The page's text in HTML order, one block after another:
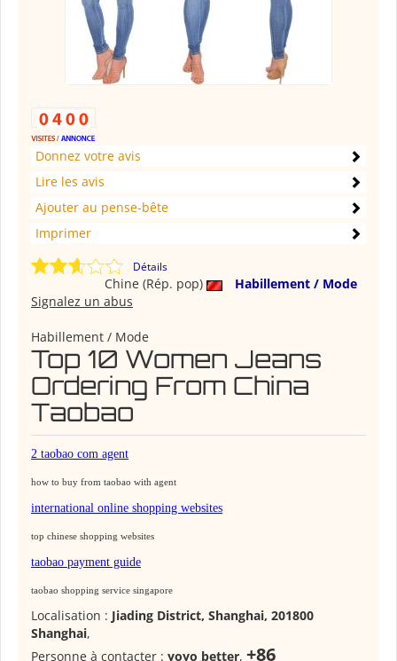
Donnez votre avis
Lire les avis
Ajouter au pense-bête
Imprimer
Détails
Chine (Rép. pop)
Habillement / Mode
Signalez un abus
Habillement / Mode
Top 10 Women Jeans
Ordering From China
Taobao
2 taobao com agent
how to buy from taobao with agent
international online shopping websites
top chinese shopping websites
taobao payment guide
taobao shopping service singapore
Localisation : Jiading District, Shanghai, 201800
Shanghai,
Personne à contacter : yoyo better, +86